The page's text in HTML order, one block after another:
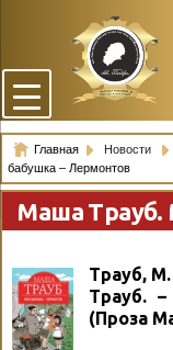
Главная Новости
бабушка – Лермонтов
Маша Трауб.
Трауб,
Трауб.
(Проза